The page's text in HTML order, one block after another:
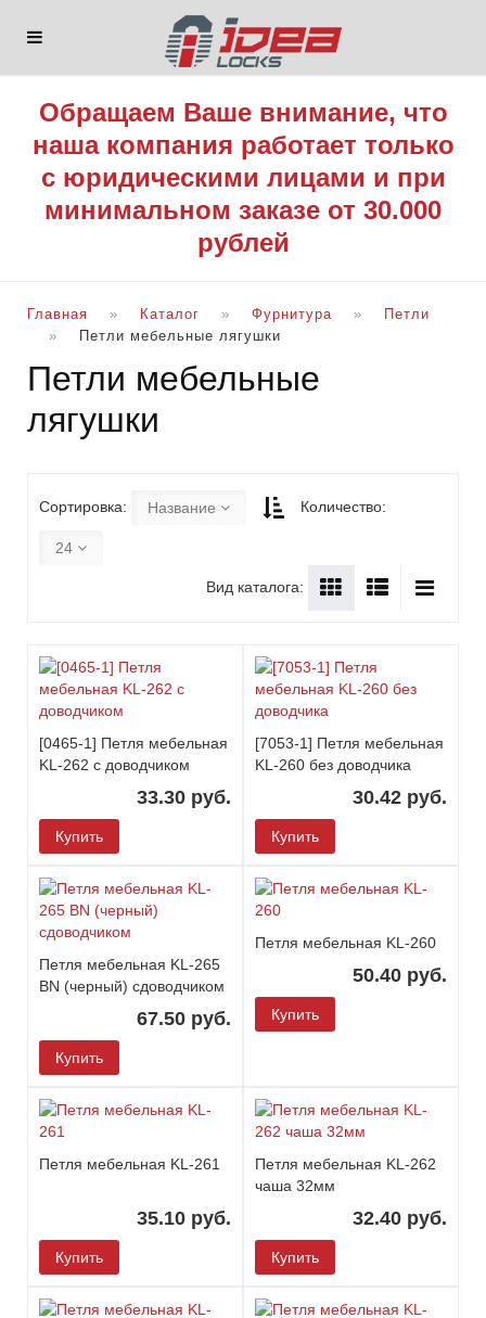
Обращаем Ваше внимание, что
наша компания работает только
с юридическими лицами и при
минимальном заказе от 30.000
рублей
Главная Каталог Фурнитура
Петли
Петли мебельные лягушки
Петли мебельные
лягушки
Сортировка: Название Количество:
24
Вид каталога:
[0465-1] Петля мебельная
KL-262 с доводчиком
33.30 руб.
Купить
[7053-1] Петля мебельная
KL-260 без доводчика
30.42 руб.
Купить
Петля мебельная KL-265
BN (черный) сдоводчиком
67.50 руб.
Купить
Петля мебельная KL-260
50.40 руб.
Купить
Петля мебельная KL-261
35.10 руб.
Купить
Петля мебельная KL-262
чаша 32мм
32.40 руб.
Купить